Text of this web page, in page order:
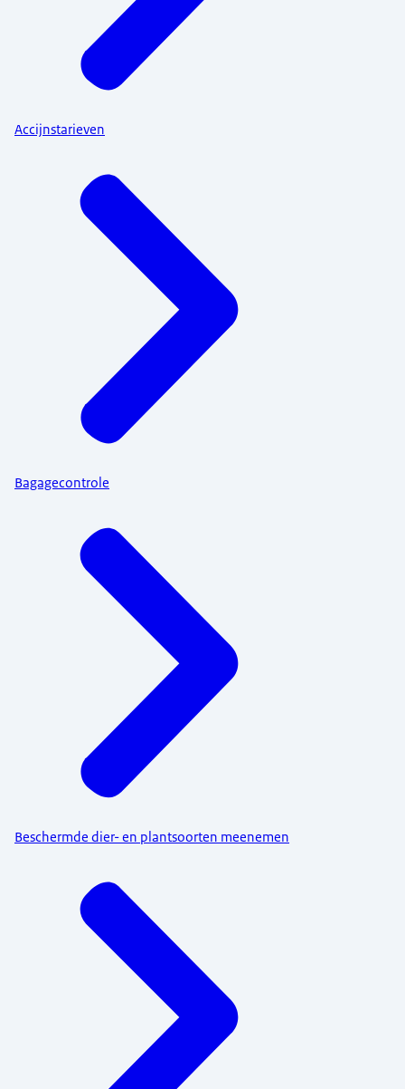
Accijnstarieven
Bagagecontrole
Beschermde dier- en plantsoorten meenemen